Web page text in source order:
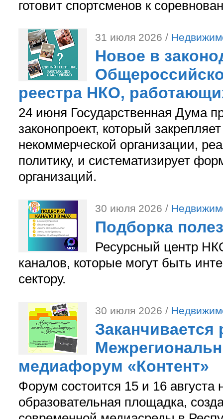
готовит спортсменов к
31 июля 2026 /
Новое в
реестра НКО,
24 июня Государственная Дума
законопроект, который
некоммерческой организации,
политику, и систематизирует
организаций.
30 июля 2026 /
Подборка
Ресурсный центр
каналов, которые могут быть
сектору.
30 июля 2026 /
Заканчивается
медиафорум «Контент»
Форум состоится 15 и 16
образовательная площадка,